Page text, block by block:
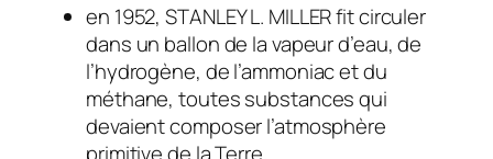
en 1952, STANLEY L. MILLER fit circuler
dans un ballon de la vapeur d’eau, de
l’hydrogène, de l’ammoniac et du
méthane, toutes substances qui
devaient composer l’atmosphère
primitive de la Terre.